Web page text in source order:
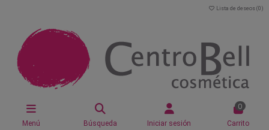
Lista de deseos (0 )
Menú Búsqueda Iniciar sesión
0
Carrito